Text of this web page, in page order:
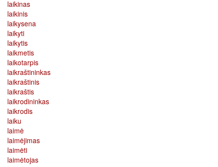
laikinas
laikinis
laikysena
laikyti
laikytis
laikmetis
laikotarpis
laikraštininkas
laikraštinis
laikraštis
laikrodininkas
laikrodis
laiku
laimė
laimėjimas
laimėti
laimėtojas